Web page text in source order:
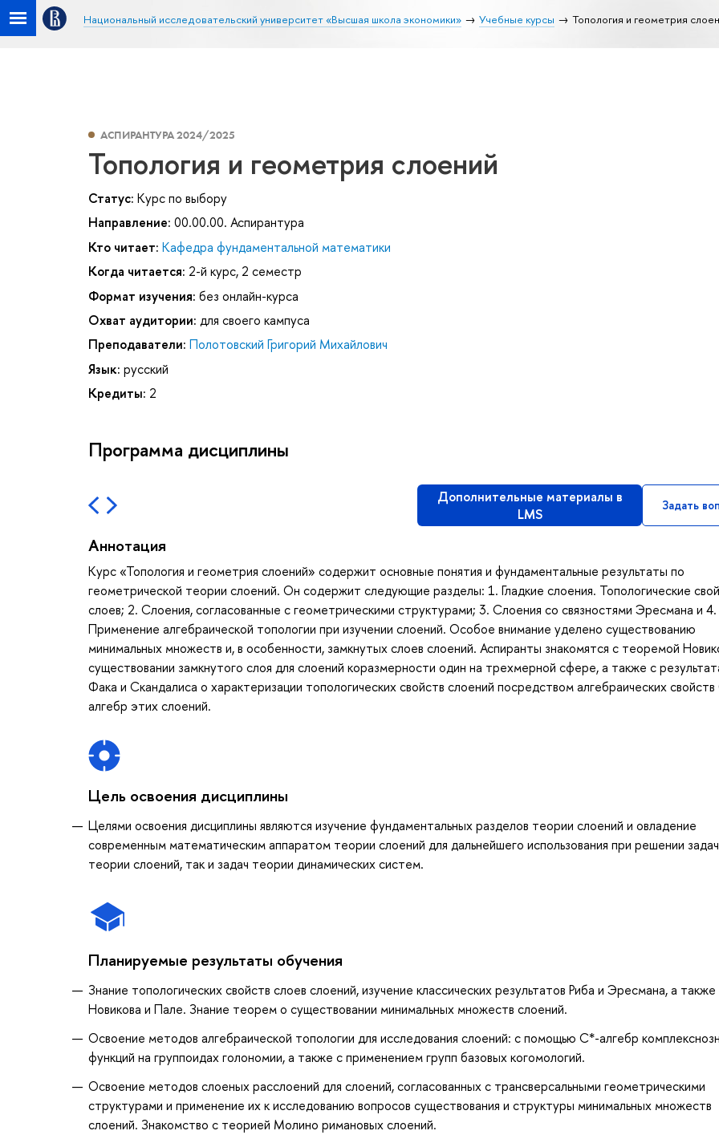
Национальный исследовательский университет «Высшая школа экономики» Учебные курсы Топология и геометрия
АСПИРАНТУРА 2024/2025
Топология и геометрия слоений
Статус: Курс по выбору
Направление: 00.00.00. Аспирантура
Кто читает: Кафедра фундаментальной математики
Когда читается: 2-й курс, 2 семестр
Формат изучения: без онлайн-курса
Охват аудитории: для своего кампуса
Преподаватели: Полотовский Григорий Михайлович
Язык: русский
Кредиты: 2
Программа дисциплины
Дополнительные материалы в
LMS
Задать
Аннотация
Курс «Топология и геометрия слоений» содержит основные понятия и фундаментальные результаты по
геометрической теории слоений. Он содержит следующие разделы: 1. Гладкие слоения. Топологические
слоев; 2. Слоения, согласованные с геометрическими структурами; 3. Слоения со связностями Эресмана и 4.
Применение алгебраической топологии при изучении слоений. Особое внимание уделено существованию
минимальных множеств и, в особенности, замкнутых слоев слоений. Аспиранты знакомятся с теоремой
существовании замкнутого слоя для слоений коразмерности один на трехмерной сфере, а также с
Фака и Скандалиса о характеризации топологических свойств слоений посредством алгебраических
алгебр этих слоений.
Цель освоения дисциплины
Целями освоения дисциплины являются изучение фундаментальных разделов теории слоений и овладение
современным математическим аппаратом теории слоений для дальнейшего использования при решении
теории слоений, так и задач теории динамических систем.
Планируемые результаты обучения
Знание топологических свойств слоев слоений, изучение классических результатов Риба и Эресмана, а также
Новикова и Пале. Знание теорем о существовании минимальных множеств слоений.
Освоение методов алгебраической топологии для исследования слоений: с помощью C*-алгебр
функций на группоидах голономии, а также с применением групп базовых когомологий.
Освоение методов слоеных расслоений для слоений, согласованных с трансверсальными геометрическими
структурами и применение их к исследованию вопросов существования и структуры минимальных множеств
слоений. Знакомство с теорией Молино римановых слоений.